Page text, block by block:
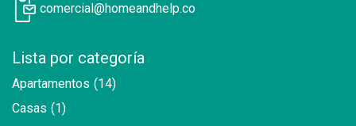
comercial@homeandhelp.co
Lista por categoría
Apartamentos (14)
Casas (1)